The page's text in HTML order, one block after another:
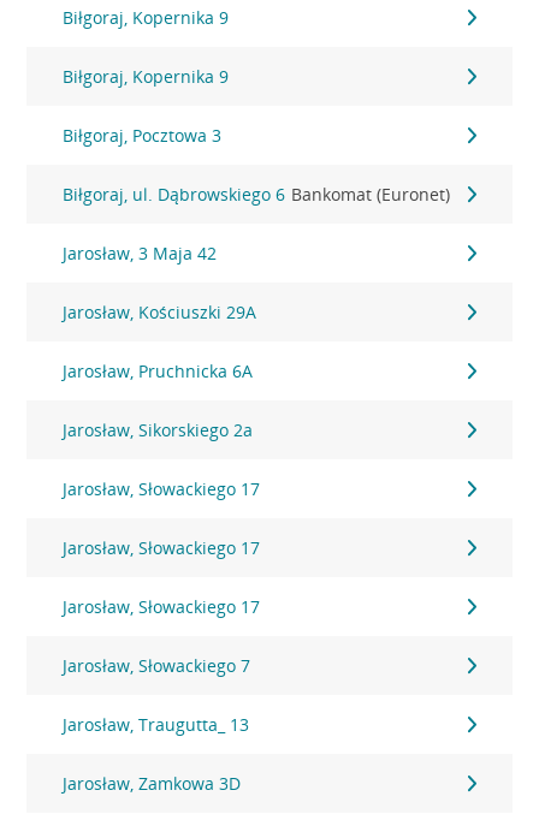
Biłgoraj, Kopernika 9
Biłgoraj, Kopernika 9
Biłgoraj, Pocztowa 3
Biłgoraj, ul. Dąbrowskiego 6 Bankomat (Euronet)
Jarosław, 3 Maja 42
Jarosław, Kościuszki 29A
Jarosław, Pruchnicka 6A
Jarosław, Sikorskiego 2a
Jarosław, Słowackiego 17
Jarosław, Słowackiego 17
Jarosław, Słowackiego 17
Jarosław, Słowackiego 7
Jarosław, Traugutta_ 13
Jarosław, Zamkowa 3D